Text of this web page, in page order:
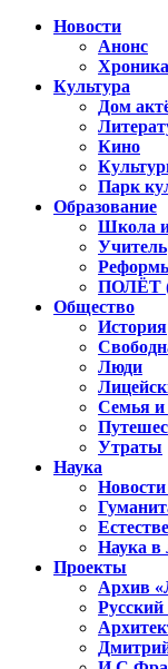
Новости
Анонс
Хроника
Культура
Дом
Кино
Парк
Образование
Школа и
Учитель
ПОЛЁТ
Общество
История
Люди
Семья и
Утраты
Наука
Наука в
Проекты
Архив